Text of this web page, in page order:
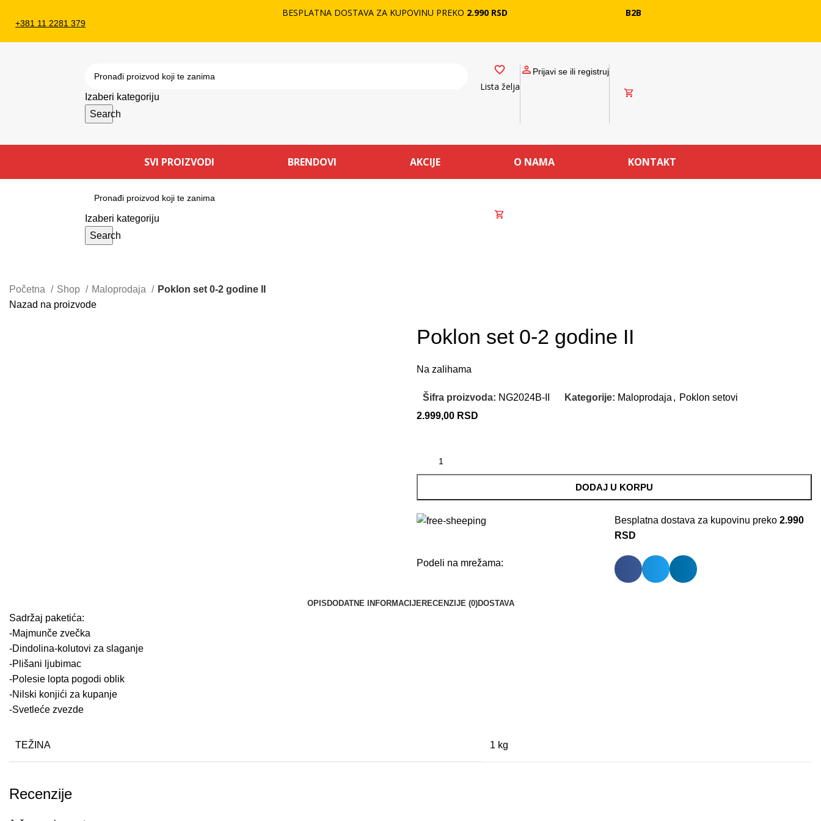
+381 11 2281 379
BESPLATNA DOSTAVA ZA KUPOVINU PREKO 2.990 RSD B2B
Izaberi kategoriju
Search
Lista želja
Prijavi se ili registruj
SVI PROIZVODI BRENDOVI AKCIJE O NAMA KONTAKT
Izaberi kategoriju
Search
Početna Shop Maloprodaja
Poklon set 0-2 godine II
Nazad na proizvode
Poklon set 0-2 godine II
Na zalihama
Šifra proizvoda: NG2024B-II Kategorije: Maloprodaja , Poklon setovi
2.999,00 RSD
DODAJ U KORPU
Besplatna dostava za kupovinu preko 2.990
RSD
Podeli na mrežama:
OPIS DODATNE INFORMACIJERECENZIJE (0)DOSTAVA
Sadržaj paketića:
-Majmunče zvečka
-Dindolina-kolutovi za slaganje
-Plišani ljubimac
-Polesie lopta pogodi oblik
-Nilski konjići za kupanje
-Svetleće zvezde
TEŽINA 1 kg
Recenzije